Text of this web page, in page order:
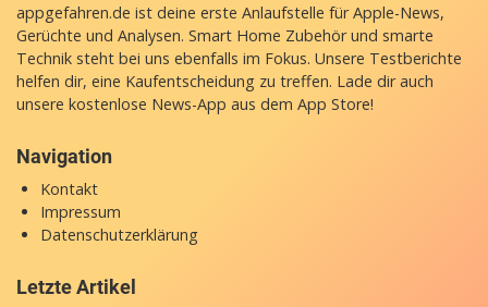
appgefahren.de ist deine erste Anlaufstelle für Apple-News,
Gerüchte und Analysen. Smart Home Zubehör und smarte
Technik steht bei uns ebenfalls im Fokus. Unsere Testberichte
helfen dir, eine Kaufentscheidung zu treffen. Lade dir auch
unsere kostenlose News-App aus dem App Store!
Navigation
Kontakt
Impressum
Datenschutzerklärung
Letzte Artikel